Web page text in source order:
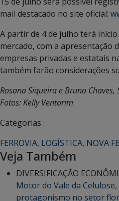
mail destacado no site oficial:
A partir de 4 de julho terá
mercado, com a apresentação
empresas privadas e estatais
também farão considerações
Rosana Siqueira e Bruno Chaves,
Fotos: Kelly Ventorim
Categorias :
FERROVIA, LOGÍSTICA, NOVA
Veja Também
DIVERSIFICAÇÃO
Motor do Vale da
protagonismo no setor